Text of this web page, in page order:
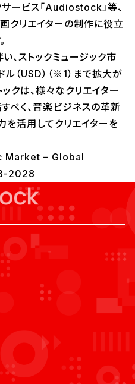
サービス「Audiostock」等、
クリエイターの制作に役立
、ストックミュージック市
USD）（※1）まで拡大が
クは、様々なクリエイター
べく、音楽ビジネスの革新
を活用してクリエイターを
Market – Global
2028